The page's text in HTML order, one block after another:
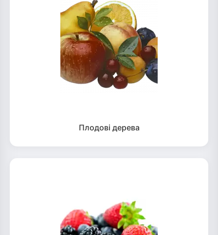
Плодові дерева